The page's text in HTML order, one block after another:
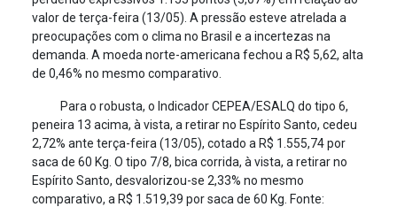
valor de terça-feira (13/05). A pressão esteve atrelada a
preocupações com o clima no Brasil e a incertezas na
demanda. A moeda norte-americana fechou a R$ 5,62, alta
de 0,46% no mesmo comparativo.
Para o robusta, o Indicador CEPEA/ESALQ do tipo 6,
peneira 13 acima, à vista, a retirar no Espírito Santo, cedeu
2,72% ante terça-feira (13/05), cotado a R$ 1.555,74 por
saca de 60 Kg. O tipo 7/8, bica corrida, à vista, a retirar no
Espírito Santo, desvalorizou-se 2,33% no mesmo
comparativo, a R$ 1.519,39 por saca de 60 Kg. Fonte: